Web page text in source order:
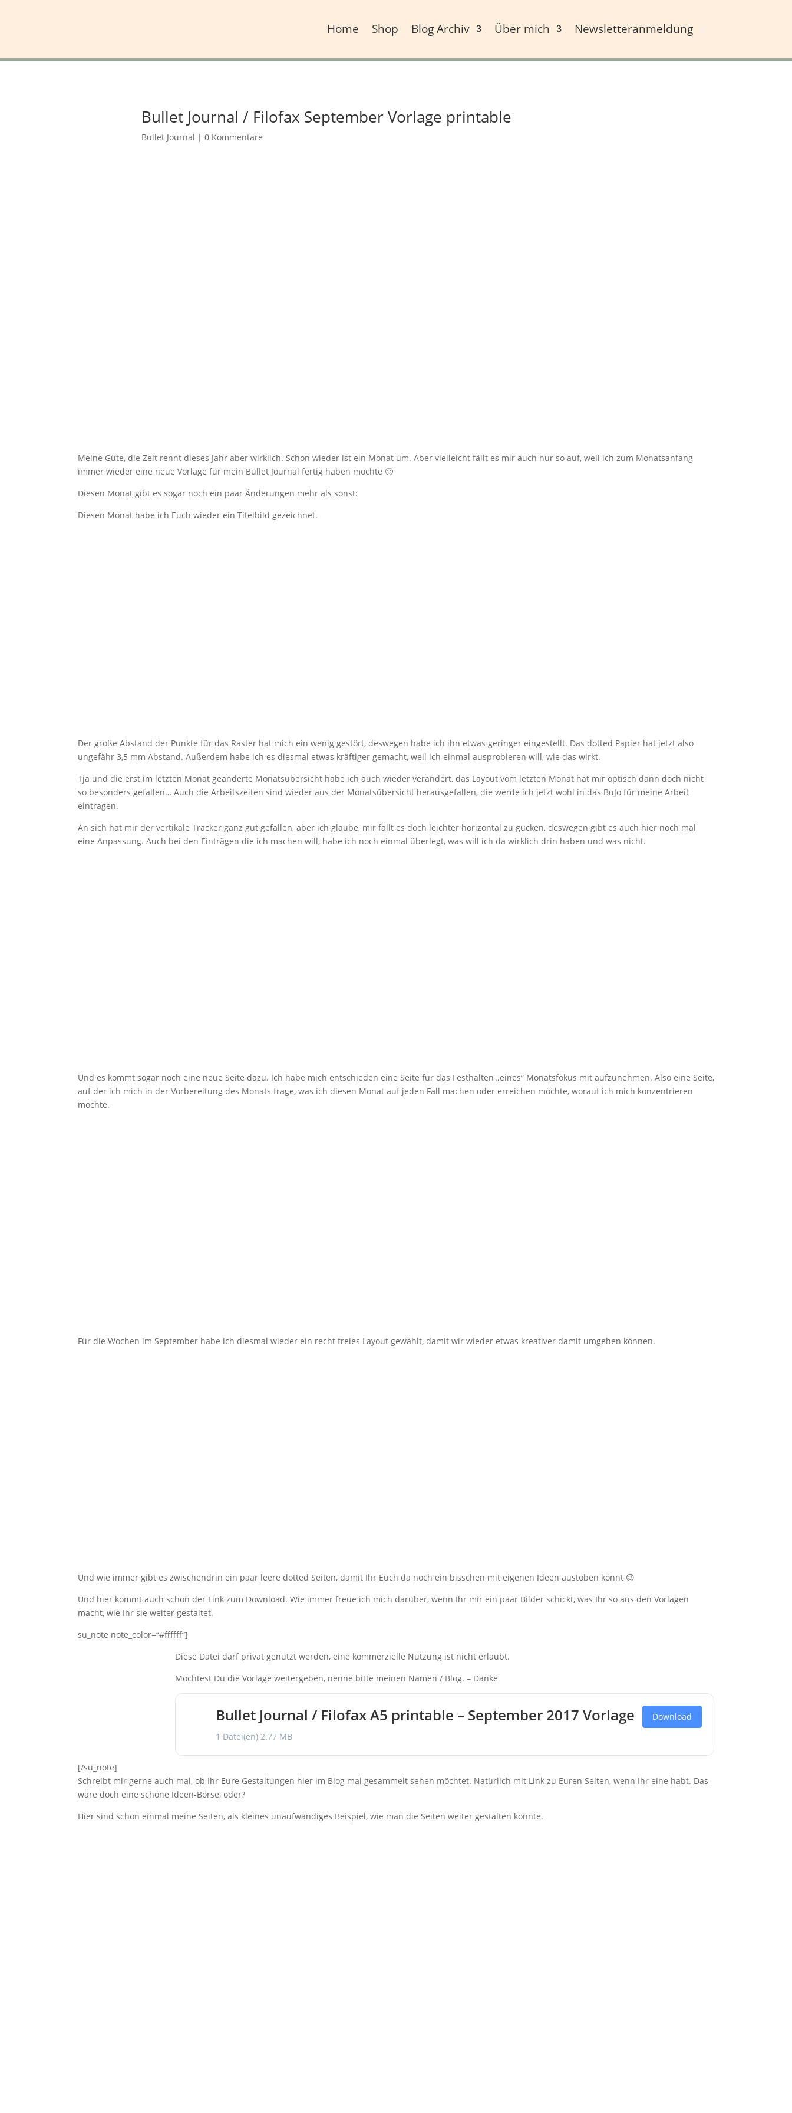
Home Shop Blog Archiv Über mich Newsletteranmeldung
Bullet Journal / Filofax September Vorlage printable
Bullet Journal | 0 Kommentare
Meine Güte, die Zeit rennt dieses Jahr aber wirklich. Schon wieder ist ein Monat um. Aber vielleicht fällt es mir auch nur so auf, weil ich zum Monatsanfang
immer wieder eine neue Vorlage für mein Bullet Journal fertig haben möchte 🙂
Diesen Monat gibt es sogar noch ein paar Änderungen mehr als sonst:
Diesen Monat habe ich Euch wieder ein Titelbild gezeichnet.
Der große Abstand der Punkte für das Raster hat mich ein wenig gestört, deswegen habe ich ihn etwas geringer eingestellt. Das dotted Papier hat jetzt also
ungefähr 3,5 mm Abstand. Außerdem habe ich es diesmal etwas kräftiger gemacht, weil ich einmal ausprobieren will, wie das wirkt.
Tja und die erst im letzten Monat geänderte Monatsübersicht habe ich auch wieder verändert, das Layout vom letzten Monat hat mir optisch dann doch nicht
so besonders gefallen… Auch die Arbeitszeiten sind wieder aus der Monatsübersicht herausgefallen, die werde ich jetzt wohl in das BuJo für meine Arbeit
eintragen.
An sich hat mir der vertikale Tracker ganz gut gefallen, aber ich glaube, mir fällt es doch leichter horizontal zu gucken, deswegen gibt es auch hier noch mal
eine Anpassung. Auch bei den Einträgen die ich machen will, habe ich noch einmal überlegt, was will ich da wirklich drin haben und was nicht.
Und es kommt sogar noch eine neue Seite dazu. Ich habe mich entschieden eine Seite für das Festhalten „eines“ Monatsfokus mit aufzunehmen. Also eine Seite,
auf der ich mich in der Vorbereitung des Monats frage, was ich diesen Monat auf jeden Fall machen oder erreichen möchte, worauf ich mich konzentrieren
möchte.
Für die Wochen im September habe ich diesmal wieder ein recht freies Layout gewählt, damit wir wieder etwas kreativer damit umgehen können.
Und wie immer gibt es zwischendrin ein paar leere dotted Seiten, damit Ihr Euch da noch ein bisschen mit eigenen Ideen austoben könnt 😉
Und hier kommt auch schon der Link zum Download. Wie immer freue ich mich darüber, wenn Ihr mir ein paar Bilder schickt, was Ihr so aus den Vorlagen
macht, wie Ihr sie weiter gestaltet.
su_note note_color=“#ffffff“]
Diese Datei darf privat genutzt werden, eine kommerzielle Nutzung ist nicht erlaubt.
Möchtest Du die Vorlage weitergeben, nenne bitte meinen Namen / Blog. – Danke
Bullet Journal / Filofax A5 printable – September 2017 Vorlage
1 Datei(en) 2.77 MB
Download
[/su_note]
Schreibt mir gerne auch mal, ob Ihr Eure Gestaltungen hier im Blog mal gesammelt sehen möchtet. Natürlich mit Link zu Euren Seiten, wenn Ihr eine habt. Das
wäre doch eine schöne Ideen-Börse, oder?
Hier sind schon einmal meine Seiten, als kleines unaufwändiges Beispiel, wie man die Seiten weiter gestalten könnte.